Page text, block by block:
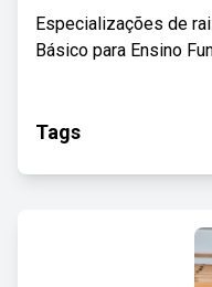
Especializações de
Básico para Ensino
Tags